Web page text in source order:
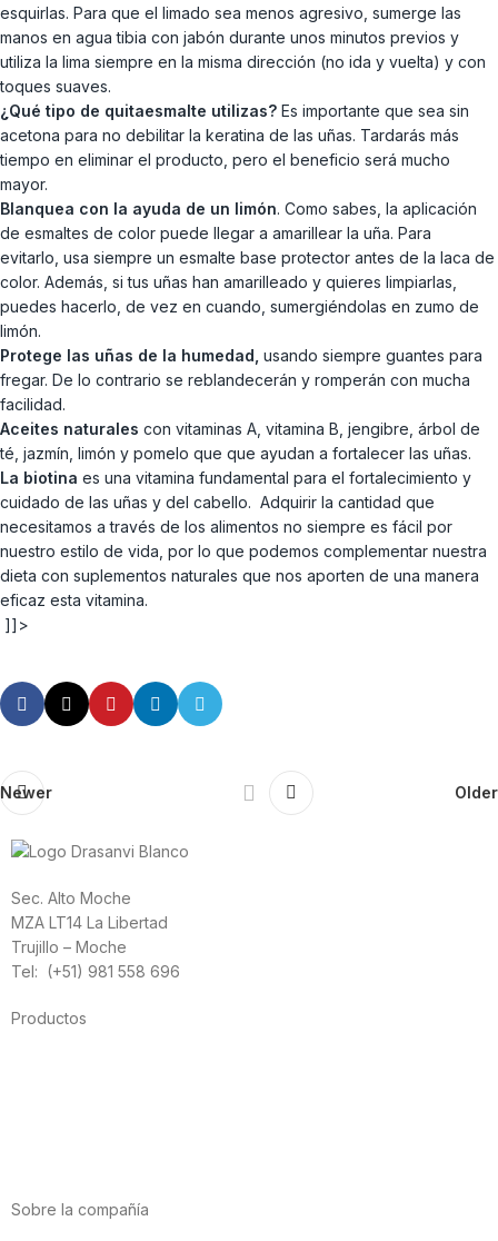
esquirlas. Para que el limado sea menos agresivo, sumerge las
manos en agua tibia con jabón durante unos minutos previos y
utiliza la lima siempre en la misma dirección (no ida y vuelta) y con
toques suaves.
¿Qué tipo de quitaesmalte utilizas? Es importante que sea sin
acetona para no debilitar la keratina de las uñas. Tardarás más
tiempo en eliminar el producto, pero el beneficio será mucho
mayor.
Blanquea con la ayuda de un limón. Como sabes, la aplicación
de esmaltes de color puede llegar a amarillear la uña. Para
evitarlo, usa siempre un esmalte base protector antes de la laca de
color. Además, si tus uñas han amarilleado y quieres limpiarlas,
puedes hacerlo, de vez en cuando, sumergiéndolas en zumo de
limón.
Protege las uñas de la humedad, usando siempre guantes para
fregar. De lo contrario se reblandecerán y romperán con mucha
facilidad.
Aceites naturales con vitaminas A, vitamina B, jengibre, árbol de
té, jazmín, limón y pomelo que que ayudan a fortalecer las uñas.
La biotina es una vitamina fundamental para el fortalecimiento y
cuidado de las uñas y del cabello. Adquirir la cantidad que
necesitamos a través de los alimentos no siempre es fácil por
nuestro estilo de vida, por lo que podemos complementar nuestra
dieta con suplementos naturales que nos aporten de una manera
eficaz esta vitamina.
]]>
Newer Older
Sec. Alto Moche
MZA LT14 La Libertad
Trujillo – Moche
Tel: (+51) 981 558 696
Productos
Sobre la compañía